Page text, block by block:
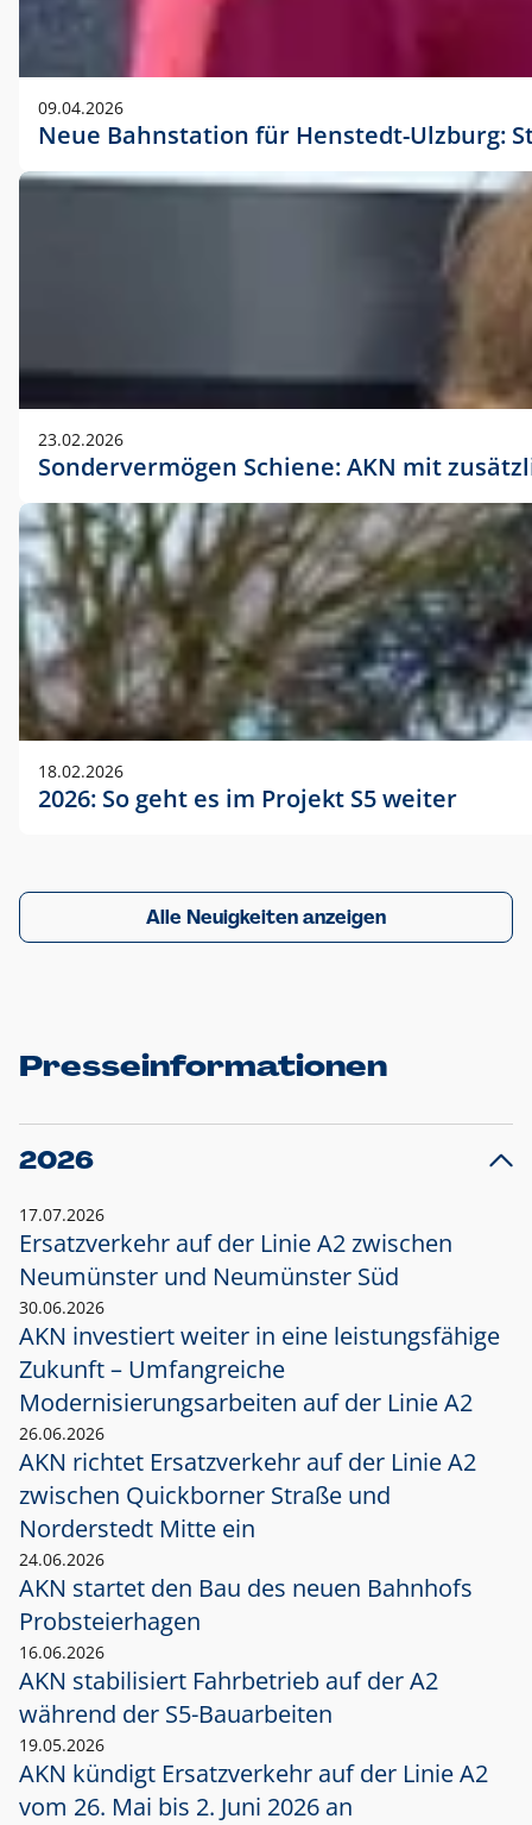
09.04.2026
Neue Bahnstation für Henstedt-Ulzburg:
23.02.2026
Sondervermögen Schiene: AKN mit
18.02.2026
2026: So geht es im Projekt S5 weiter
Alle Neuigkeiten anzeigen
Presseinformationen
2026
17.07.2026
Ersatzverkehr auf der Linie A2 zwischen
Neumünster und Neumünster Süd
30.06.2026
AKN investiert weiter in eine leistungsfähige
Zukunft – Umfangreiche
Modernisierungsarbeiten auf der Linie A2
26.06.2026
AKN richtet Ersatzverkehr auf der Linie A2
zwischen Quickborner Straße und
Norderstedt Mitte ein
24.06.2026
AKN startet den Bau des neuen Bahnhofs
Probsteierhagen
16.06.2026
AKN stabilisiert Fahrbetrieb auf der A2
während der S5-Bauarbeiten
19.05.2026
AKN kündigt Ersatzverkehr auf der Linie A2
vom 26. Mai bis 2. Juni 2026 an